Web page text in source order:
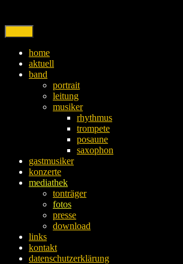
home
aktuell
band
portrait
leitung
musiker
rhythmus
trompete
posaune
saxophon
gastmusiker
konzerte
mediathek
tonträger
fotos
presse
download
links
kontakt
datenschutzerklärung